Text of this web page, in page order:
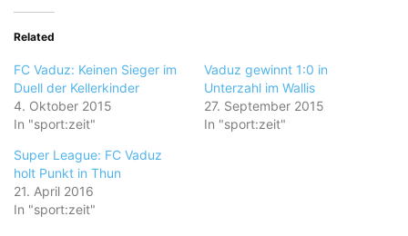
Related
FC Vaduz: Keinen Sieger im
Duell der Kellerkinder
4. Oktober 2015
In "sport:zeit"
Vaduz gewinnt 1:0 in
Unterzahl im Wallis
27. September 2015
In "sport:zeit"
Super League: FC Vaduz
holt Punkt in Thun
21. April 2016
In "sport:zeit"